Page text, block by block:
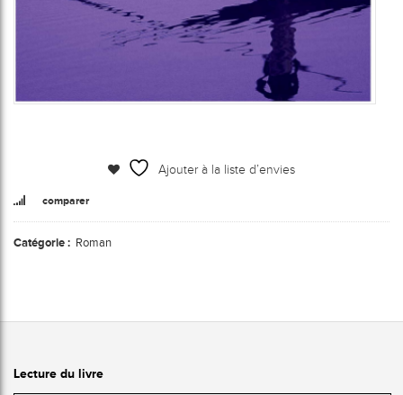
Ajouter à la liste d’envies
comparer
Catégorie : Roman
Lecture du livre